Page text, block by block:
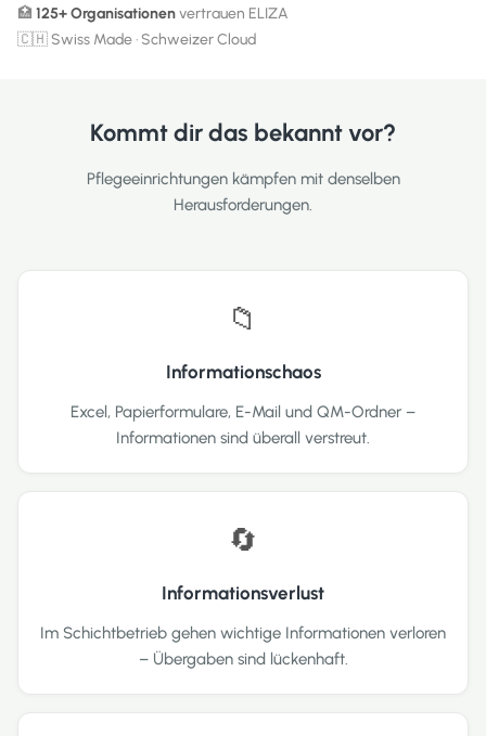
🏥 125+ Organisationenvertrauen ELIZA
🇨🇭 Swiss Made · Schweizer Cloud
Kommt dir das bekannt vor?
Pflegeeinrichtungen kämpfen mit denselben
Herausforderungen.
📁
Informationschaos
Excel, Papierformulare, E-Mail und QM-Ordner –
Informationen sind überall verstreut.
🔄
Informationsverlust
Im Schichtbetrieb gehen wichtige Informationen verloren
– Übergaben sind lückenhaft.